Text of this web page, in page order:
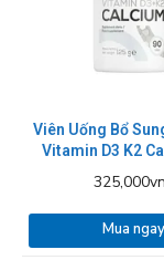
Viên Uống Bổ
Vitamin D3 K2
Mua ngay